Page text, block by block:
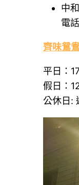
中
電
齊味鴛
平日：
假日：
公休日: